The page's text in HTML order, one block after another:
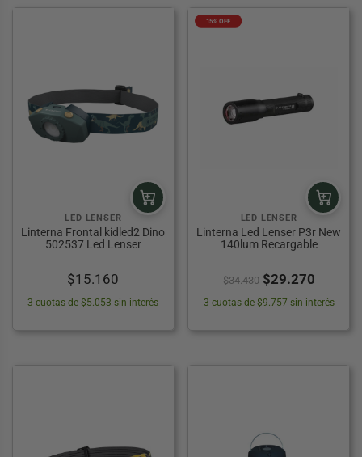
LED LENSER
Linterna Frontal kidled2 Dino
502537 Led Lenser
$15.160
3 cuotas de $5.053 sin interés
15% OFF
LED LENSER
Linterna Led Lenser P3r New
140lum Recargable
$34.430 El
precio
era:
$29.270El
precio
es:
3 cuotas de $9.757 sin interés